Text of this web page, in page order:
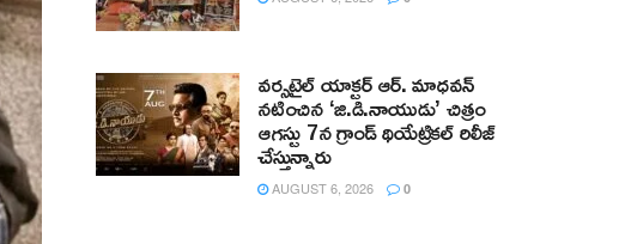
వర్సటైల్ యాక్టర్ ఆర్‌. మాధవన్‌
నటించిన ‘జి.డి.నాయుడు’ చిత్రం
ఆగస్టు 7న గ్రాండ్ థియేట్రికల్ రిలీజ్
చేస్తున్నారు
AUGUST 6, 2026 0